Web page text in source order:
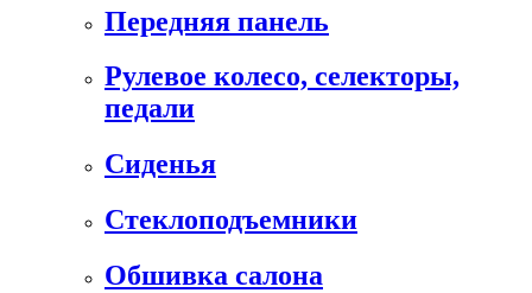
Передняя панель
Рулевое колесо, селекторы,
педали
Сиденья
Стеклоподъемники
Обшивка салона